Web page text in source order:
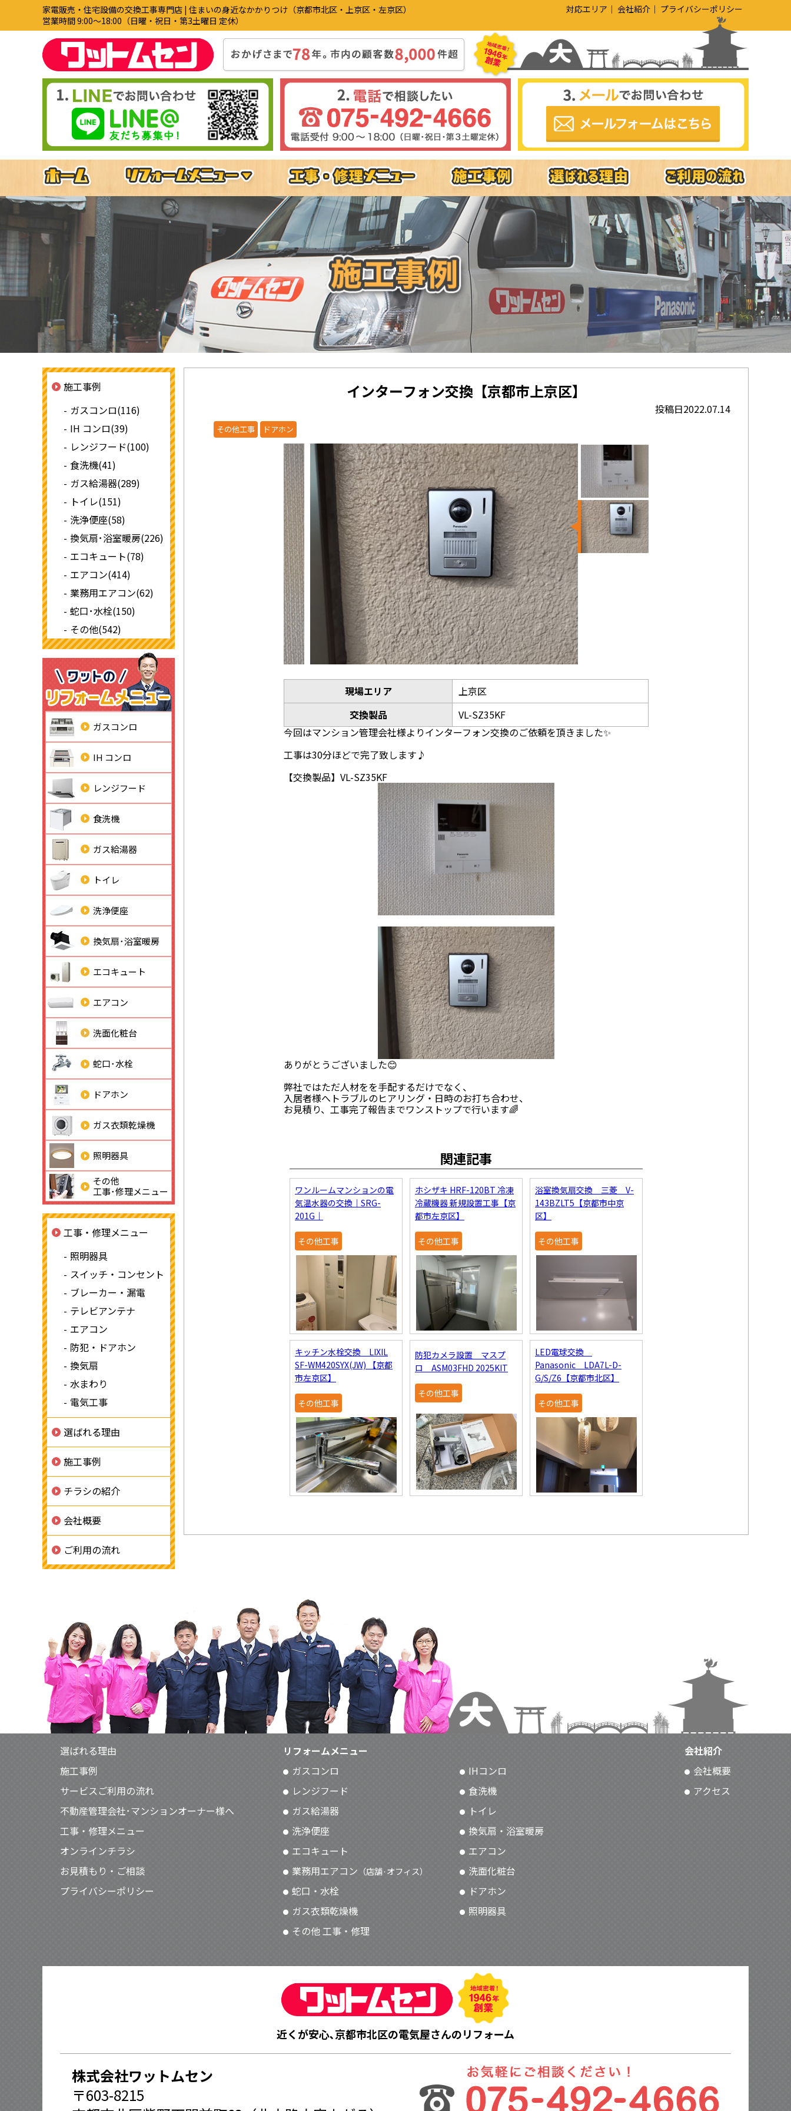
家電販売・住宅設備の交換工事専門店 | 住まいの身近なかかりつけ（京都市北区・上京区・左京区）
営業時間 9:00〜18:00（日曜・祝日・第3土曜日 定休）
対応エリア 会社紹介 プライバシーポリシー
インターフォン交換【京都市上京区】
投稿日2022.07.14
その他工事 ドアホン
現場エリア
上京区
交換製品
VL-SZ35KF
今回はマンション管理会社様よりインターフォン交換のご依頼を頂きました✨
工事は30分ほどで完了致します♪
【交換製品】VL-SZ35KF
ありがとうございました😊
弊社ではただ人材をを手配するだけでなく、
入居者様へトラブルのヒアリング・日時のお打ち合わせ、
お見積り、工事完了報告までワンストップで行います🌈
関連記事
ワンルームマンションの電
気温水器の交換｜SRG-
201G｜
その他工事
ホシザキ HRF-120BT 冷凍
冷蔵機器 新規設置工事【京
都市左京区】
その他工事
浴室換気扇交換 三菱 V-
143BZLT5【京都市中京
区】
その他工事
キッチン水栓交換 LIXIL
SF-WM420SYX(JW) 【京都
市左京区】
その他工事
防犯カメラ設置 マスプ
ロ ASM03FHD 2025KIT
その他工事
LED電球交換
Panasonic LDA7L-D-
G/S/Z6【京都市北区】
その他工事
施工事例
ガスコンロ(116)
IH コンロ(39)
レンジフード(100)
食洗機(41)
ガス給湯器(289)
トイレ(151)
洗浄便座(58)
換気扇･浴室暖房(226)
エコキュート(78)
エアコン(414)
業務用エアコン(62)
蛇口･水栓(150)
その他(542)
ガスコンロ
IH コンロ
レンジフード
食洗機
ガス給湯器
トイレ
洗浄便座
換気扇･浴室暖房
エコキュート
エアコン
洗面化粧台
蛇口･水栓
ドアホン
ガス衣類乾燥機
照明器具
その他
工事･修理メニュー
工事・修理メニュー
照明器具
スイッチ・コンセント
ブレーカー・漏電
テレビアンテナ
エアコン
防犯・ドアホン
換気扇
水まわり
電気工事
選ばれる理由
施工事例
チラシの紹介
会社概要
ご利用の流れ
選ばれる理由
施工事例
サービスご利用の流れ
不動産管理会社･マンションオーナー様へ
工事・修理メニュー
オンラインチラシ
お見積もり・ご相談
プライバシーポリシー
リフォームメニュー
ガスコンロ
IHコンロ
レンジフード
食洗機
ガス給湯器
トイレ
洗浄便座
換気扇・浴室暖房
エコキュート
エアコン
業務用エアコン （店舗·オフィス）
洗面化粧台
蛇口・水栓
ドアホン
ガス衣類乾燥機
照明器具
その他 工事・修理
会社紹介
会社概要
アクセス
近くが安心､京都市北区の電気屋さんのリフォーム
株式会社ワットムセン
〒603-8215